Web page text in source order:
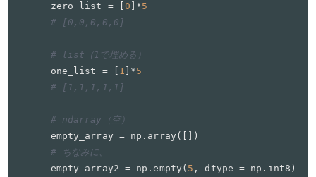
zero_list = [ 0 ]*5
# [0,0,0,0,0]
# list（1で埋める）
one_list = [ 1 ]*5
# [1,1,1,1,1]
# ndarray（空）
# ちなみに、
empty_array2 = np.empty( 5